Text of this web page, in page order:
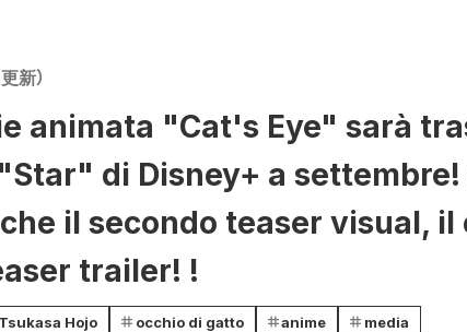
更新）
animata "Cat's Eye" sarà
di Disney+ a
il secondo teaser visual, il
trailer! !
Tsukasa Hojo occhio di gatto anime media